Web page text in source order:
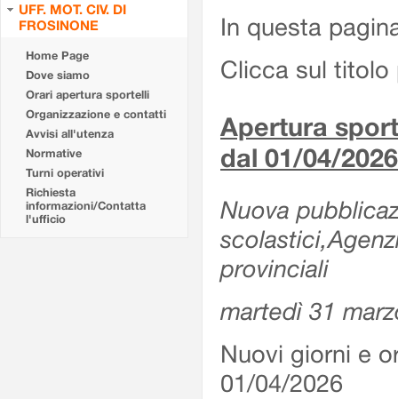
UFF. MOT. CIV. DI
FROSINONE
Home Page
Dove siamo
Orari apertura sportelli
Organizzazione e contatti
Avvisi all'utenza
Normative
Turni operativi
Richiesta
informazioni/Contatta
l'ufficio
In questa
Clicca sul titolo
Apertura
dal 01/04/2026
Nuova
provinciali
martedì 31
Nuovi giorni e
01/04/2026